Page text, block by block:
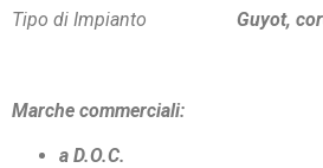
Tipo di Impianto Guyot,
Marche commerciali:
a D.O.C.